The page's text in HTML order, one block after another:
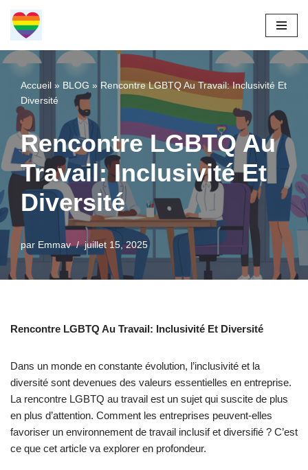
Aller
au
contenu
Accueil » BLOG » Rencontre LGBTQ Au Travail: Inclusivité Et
Diversité
Rencontre LGBTQ Au
Travail: Inclusivité Et
Diversité
par Emmav juillet 15, 2025
Rencontre LGBTQ Au Travail: Inclusivité Et Diversité
Dans un monde en constante évolution, l’inclusivité et la
diversité sont devenues des valeurs essentielles en entreprise.
La rencontre LGBTQ au travail est un sujet qui suscite de plus
en plus d’attention. Comment les entreprises peuvent-elles
favoriser un environnement de travail inclusif et diversifié ? C’est
ce que cet article va explorer en profondeur.